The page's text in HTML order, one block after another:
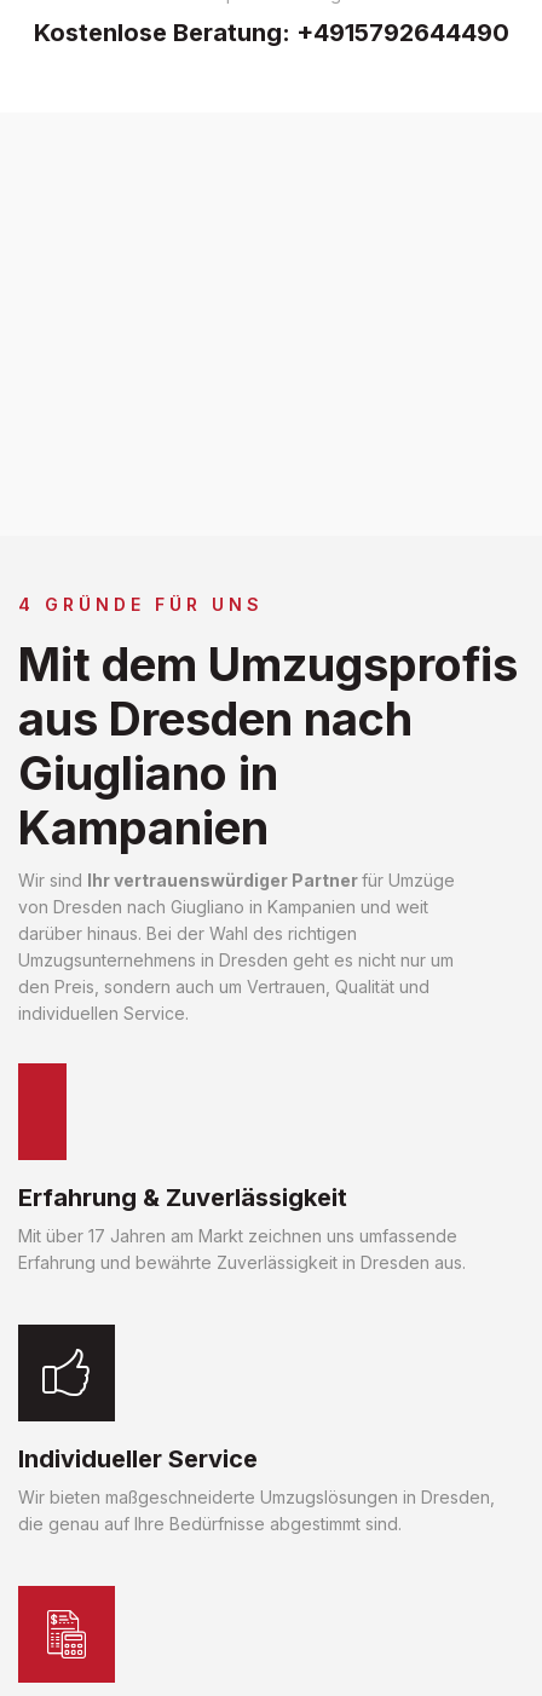
Kostenlose Beratung: +4915792644490
4 GRÜNDE FÜR UNS
Mit dem Umzugsprofis
aus Dresden nach
Giugliano in
Kampanien
Wir sind Ihr vertrauenswürdiger Partnerfür Umzüge
von Dresden nach Giugliano in Kampanien und weit
darüber hinaus. Bei der Wahl des richtigen
Umzugsunternehmens in Dresden geht es nicht nur um
den Preis, sondern auch um Vertrauen, Qualität und
individuellen Service.
Erfahrung & Zuverlässigkeit
Mit über 17 Jahren am Markt zeichnen uns umfassende
Erfahrung und bewährte Zuverlässigkeit in Dresden aus.
Individueller Service
Wir bieten maßgeschneiderte Umzugslösungen in Dresden,
die genau auf Ihre Bedürfnisse abgestimmt sind.